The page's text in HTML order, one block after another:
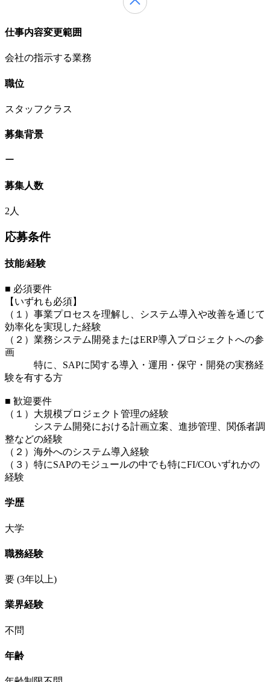
仕事内容変更範囲
会社の指示する業務
職位
スタッフクラス
募集背景
ー
募集人数
2人
応募条件
技能/経験
■ 必須要件
【いずれも必須】
（１）事業プロセスを理解し、システム導入や改善を通じて
効率化を実現した経験
（２）業務システム開発またはERP導入プロジェクトへの参
画
特に、SAPに関する導入・運用・保守・開発の実務経
験を有する方
■ 歓迎要件
（１）大規模プロジェクト管理の経験
システム開発における計画立案、進捗管理、関係者調
整などの経験
（２）海外へのシステム導入経験
（３）特にSAPのモジュールの中でも特にFI/COいずれかの
経験
学歴
大学
職務経験
要 (3年以上)
業界経験
不問
年齢